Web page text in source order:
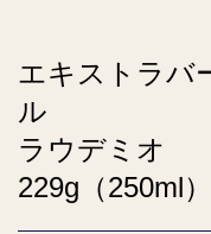
エキストラバ
ル
ラウデミオ
229g（250ml